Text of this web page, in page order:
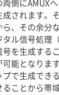
側にAMUX
されます。
、その余分
ル信号処理
を生成する
能となりま
で生成でき
ことから帯